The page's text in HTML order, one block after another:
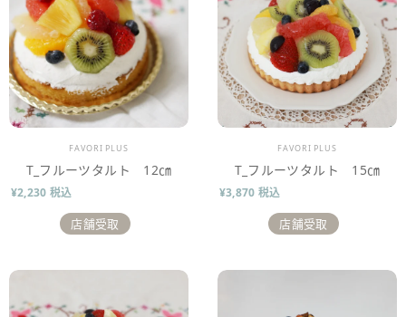
販売業者
FAVORI PLUS
T_フルーツタルト 12㎝
¥2,230 税込
店舗受取
販売業者
FAVORI PLUS
T_フルーツタルト 15㎝
¥3,870 税込
店舗受取